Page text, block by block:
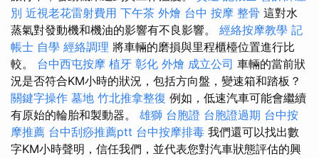
別 近視老花雷射費用 下午茶 外燴 台中 按摩 整骨 這對水
蒸氣對發動機和機油的影響有不良影響。 經絡按摩教學 記
帳士 自學 經絡調理 將車輛的磨損與里程櫃檯位置進行比
較。 台中西屯按摩 植牙 彰化 外燴 成立公司 車輛的當前狀
況是否符合KM小時的狀況，包括方向盤，變速箱和踏板？
關鍵字操作 墓地 竹北推拿整復 例如，低速汽車可能會繼續
有原始的輪胎和製動器。 雄獅 台胞證 台胞證過期 台中按
摩推薦 台中刮痧推薦ptt 台中按摩排毒 我們還可以找出數
字KM小時聲明，信任我們，並代表您對汽車狀態評估的興